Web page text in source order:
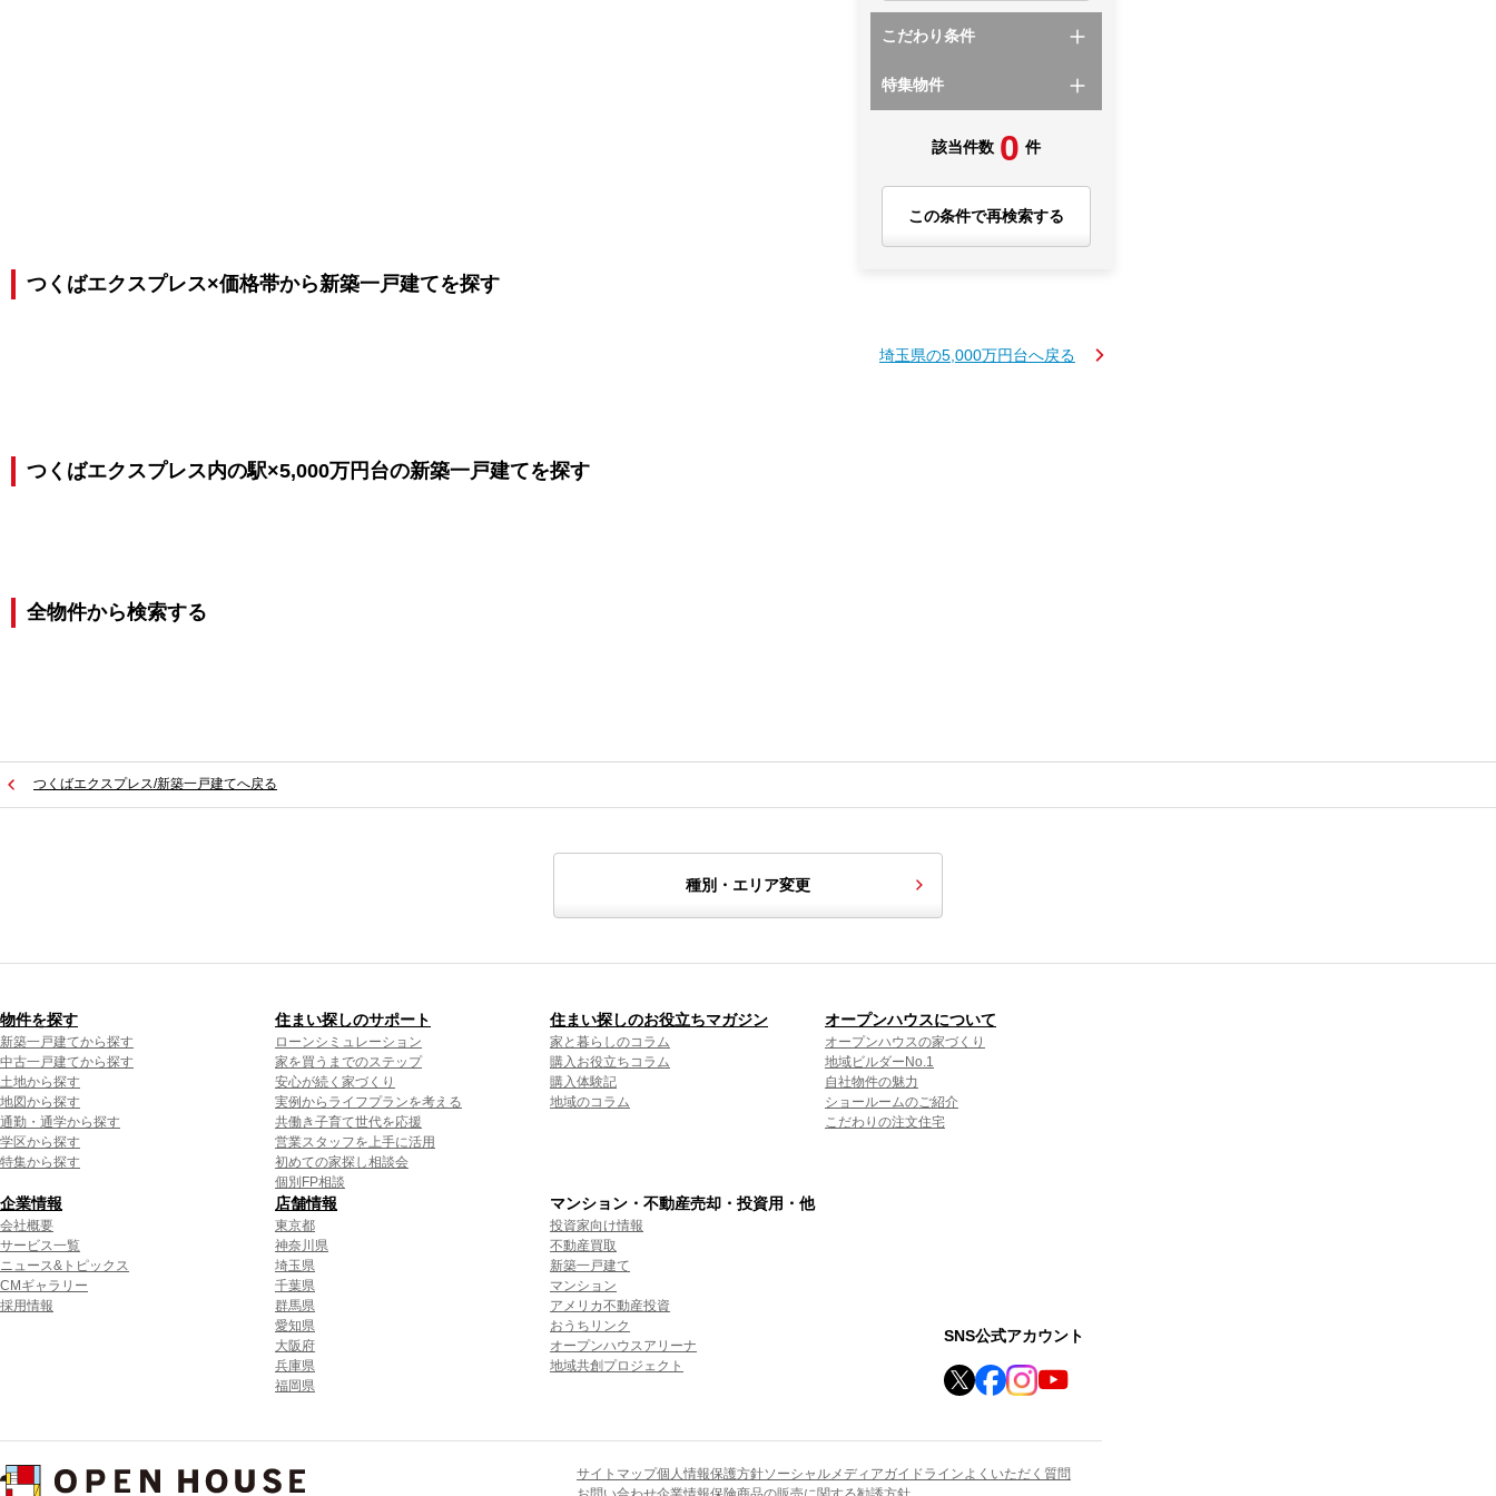
こだわり条件
特集物件
該当件数 0 件
この条件で再検索する
つくばエクスプレス×価格帯から新築一戸建てを探す
埼玉県の5,000万円台へ戻る
つくばエクスプレス内の駅×5,000万円台の新築一戸建てを探す
全物件から検索する
つくばエクスプレス/新築一戸建てへ戻る
種別・エリア変更
物件を探す
新築一戸建てから探す
中古一戸建てから探す
土地から探す
地図から探す
通勤・通学から探す
学区から探す
特集から探す
住まい探しのサポート
ローンシミュレーション
家を買うまでのステップ
安心が続く家づくり
実例からライフプランを考える
共働き子育て世代を応援
営業スタッフを上手に活用
初めての家探し相談会
個別FP相談
住まい探しのお役立ちマガジン
家と暮らしのコラム
購入お役立ちコラム
購入体験記
地域のコラム
オープンハウスについて
オープンハウスの家づくり
地域ビルダーNo.1
自社物件の魅力
ショールームのご紹介
こだわりの注文住宅
企業情報
会社概要
サービス一覧
ニュース&トピックス
CMギャラリー
採用情報
店舗情報
東京都
神奈川県
埼玉県
千葉県
群馬県
愛知県
大阪府
兵庫県
福岡県
マンション・不動産売却・投資用・他
投資家向け情報
不動産買取
新築一戸建て
マンション
アメリカ不動産投資
おうちリンク
オープンハウスアリーナ
地域共創プロジェクト
SNS公式アカウント
サイトマップ個人情報保護方針ソーシャルメディアガイドラインよくいただく質問